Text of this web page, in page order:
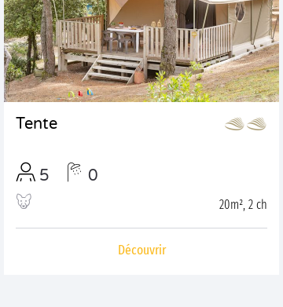
Tente
5 0
20m², 2 ch
Découvrir